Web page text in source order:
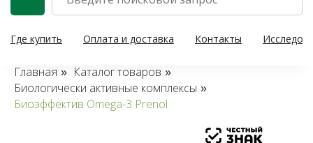
Где купить Оплата и доставка Контакты
Главная » Каталог товаров »
Биологически активные комплексы »
Биоэффектив Omega-3 Prenol